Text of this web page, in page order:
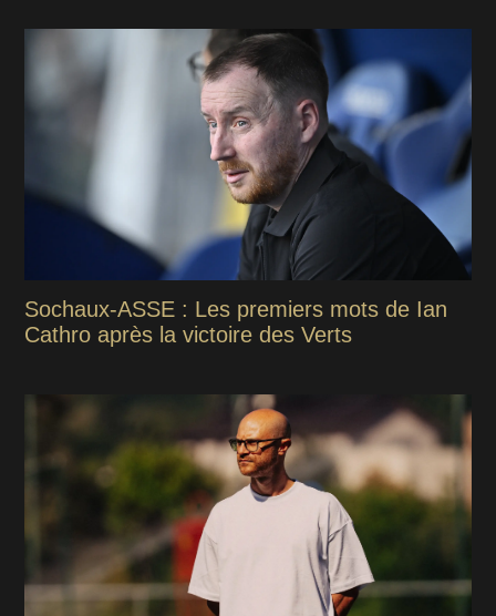
Sochaux-ASSE : Les premiers mots de Ian
Cathro après la victoire des Verts